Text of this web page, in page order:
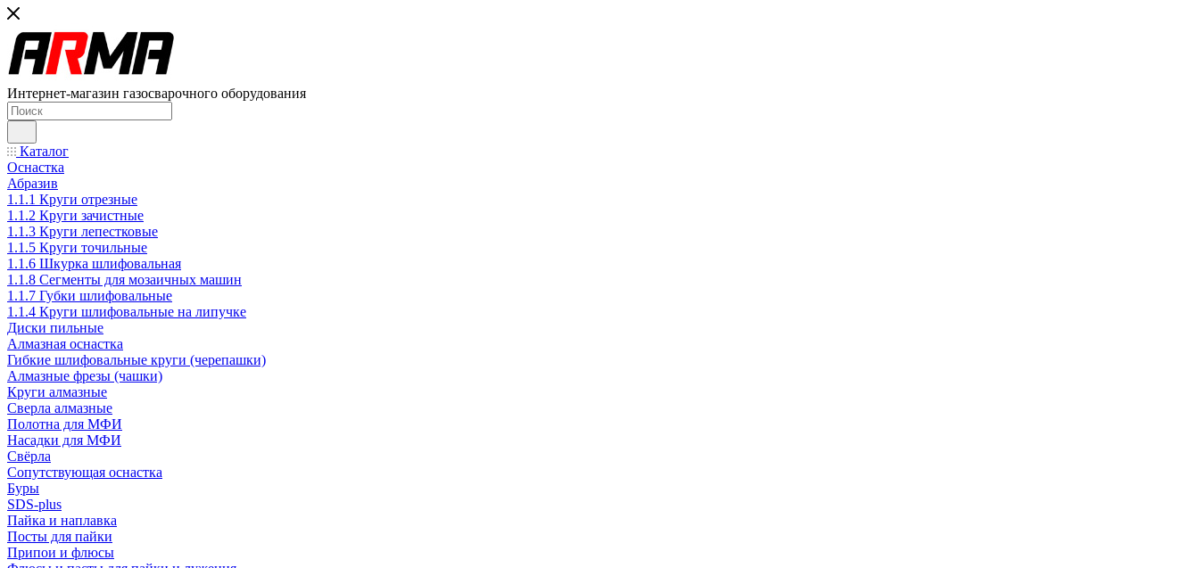
Интернет-магазин газосварочного оборудования
Каталог
Оснастка
Абразив
1.1.1 Круги отрезные
1.1.2 Круги зачистные
1.1.3 Круги лепестковые
1.1.5 Круги точильные
1.1.6 Шкурка шлифовальная
1.1.8 Сегменты для мозаичных машин
1.1.7 Губки шлифовальные
1.1.4 Круги шлифовальные на липучке
Диски пильные
Алмазная оснастка
Гибкие шлифовальные круги (черепашки)
Алмазные фрезы (чашки)
Круги алмазные
Сверла алмазные
Полотна для МФИ
Насадки для МФИ
Свёрла
Сопутствующая оснастка
Буры
SDS-plus
Пайка и наплавка
Посты для пайки
Припои и флюсы